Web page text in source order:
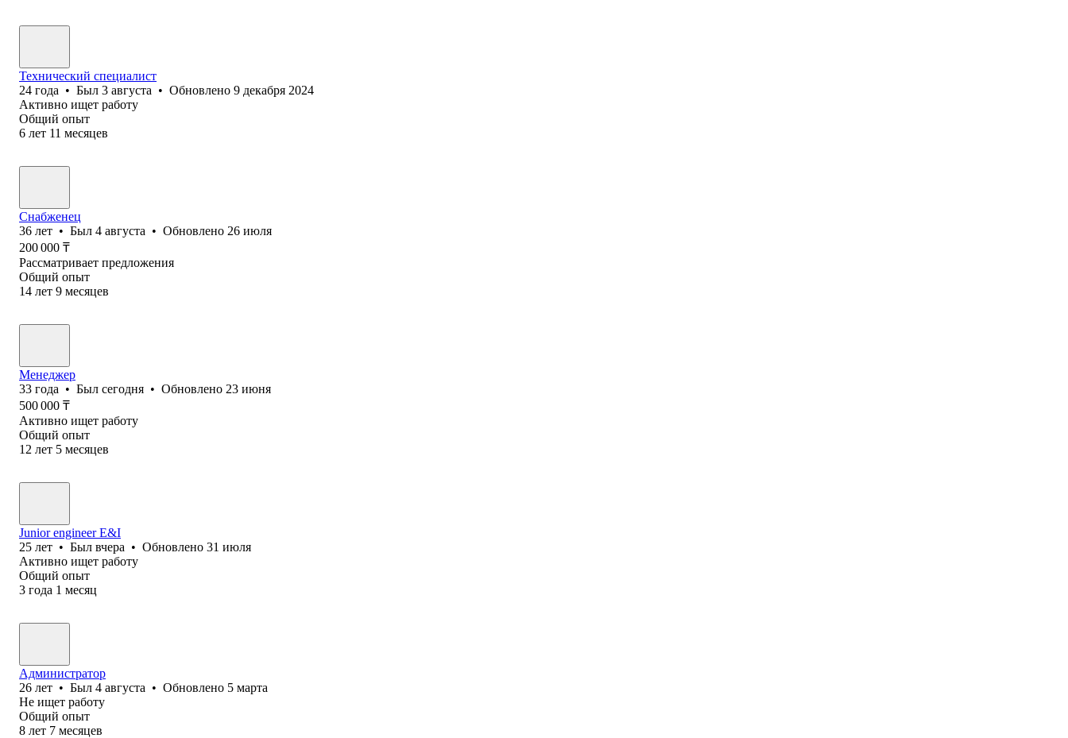
Технический специалист
24 года • Был 3 августа • Обновлено 9 декабря 2024
Активно ищет работу
Общий опыт
6 лет 11 месяцев
Снабженец
36 лет • Был 4 августа • Обновлено 26 июля
200 000 ₸
Рассматривает предложения
Общий опыт
14 лет 9 месяцев
Менеджер
33 года • Был сегодня • Обновлено 23 июня
500 000 ₸
Активно ищет работу
Общий опыт
12 лет 5 месяцев
Junior engineer E&I
25 лет • Был вчера • Обновлено 31 июля
Активно ищет работу
Общий опыт
3 года 1 месяц
Администратор
26 лет • Был 4 августа • Обновлено 5 марта
Не ищет работу
Общий опыт
8 лет 7 месяцев